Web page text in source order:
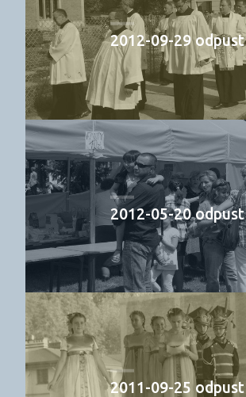
2012-09-29 odpust
2012-05-20 odpust
2011-09-25 odpust